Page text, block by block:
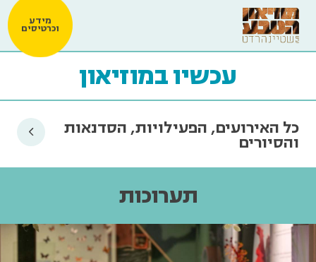
מידע
וכרטיסים
עכשיו במוזיאון
כל האירועים, הפעילויות, הסדנאות
והסיורים
תערוכות